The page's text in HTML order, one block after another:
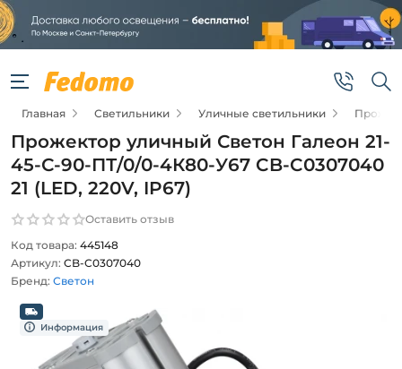
Главная Светильники Уличные светильники
Прожектор уличный Светон Галеон 21-
45-С-90-ПТ/0/0-4К80-У67 CB-C0307040
21 (LED, 220V, IP67)
Оставить отзыв
Код товара: 445148
Артикул: CB-C0307040
Бренд: Светон